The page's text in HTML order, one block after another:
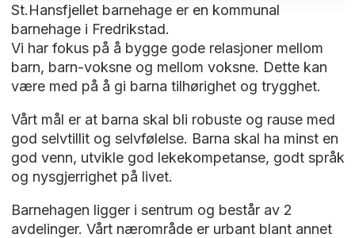
St.Hansfjellet barnehage er en kommunal
barnehage i Fredrikstad.
Vi har fokus på å bygge gode relasjoner mellom
barn, barn-voksne og mellom voksne. Dette kan
være med på å gi barna tilhørighet og trygghet.
Vårt mål er at barna skal bli robuste og rause med
god selvtillit og selvfølelse. Barna skal ha minst en
god venn, utvikle god lekekompetanse, godt språk
og nysgjerrighet på livet.
Barnehagen ligger i sentrum og består av 2
avdelinger. Vårt nærområde er urbant blant annet